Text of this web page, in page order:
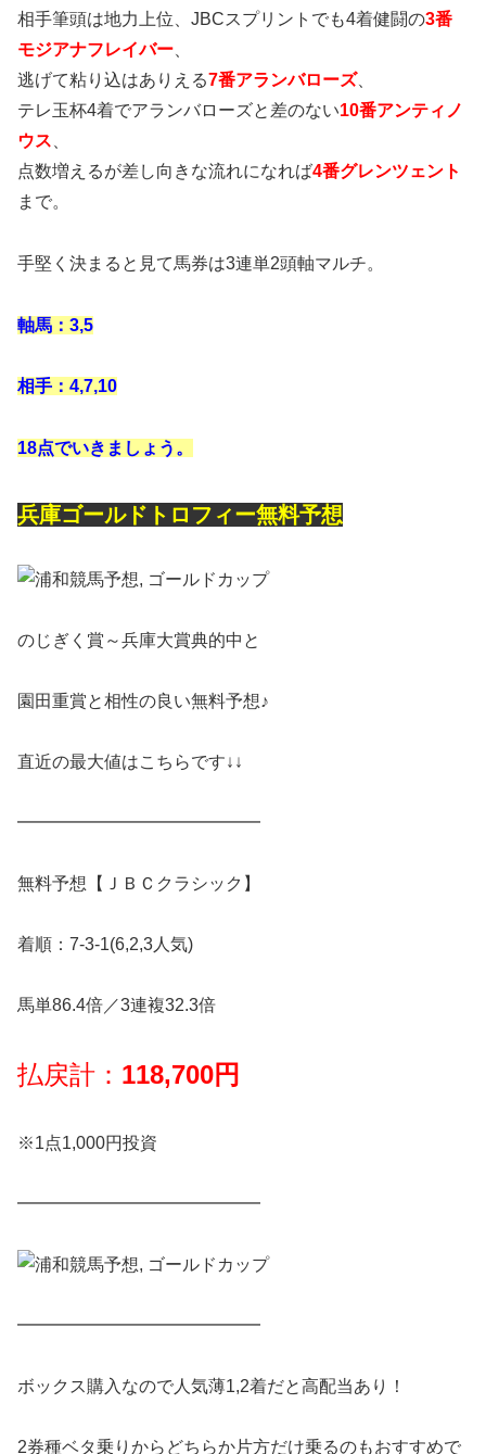
相手筆頭は地力上位、JBCスプリントでも4着健闘の3番
モジアナフレイバー
逃げて粘り込はありえる7番アランバローズ、
テレ玉杯4着でアランバローズと差のない10番アンティノ
ウス
点数増えるが差し向きな流れになれば4番グレンツェント
まで。
手堅く決まると見て馬券は3連単2頭軸マルチ。
軸馬：3,5
相手：4,7,10
18点でいきましょう。
兵庫ゴールドトロフィー無料予想
のじぎく賞～兵庫大賞典的中と
園田重賞と相性の良い無料予想♪
直近の最大値はこちらです↓↓
━━━━━━━━━━━━━━
無料予想【ＪＢＣクラシック】
着順：7-3-1(6,2,3人気)
馬単86.4倍／3連複32.3倍
払戻計： 118,700円
※1点1,000円投資
━━━━━━━━━━━━━━
━━━━━━━━━━━━━━
ボックス購入なので人気薄1,2着だと高配当あり！
2券種ベタ乗りからどちらか片方だけ乗るのもおすすめで